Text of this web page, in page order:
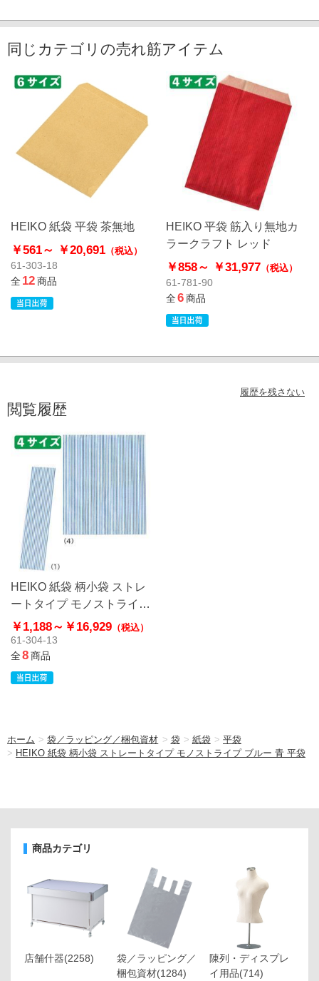
同じカテゴリの売れ筋アイテム
HEIKO 紙袋 平袋 茶無地
￥561～ ￥20,691 （税込）
61-303-18
全12商品
HEIKO 平袋 筋入り無地カ
ラークラフト レッド
￥858～ ￥31,977（税込）
61-781-90
全6商品
履歴を残さない
閲覧履歴
HEIKO 紙袋 柄小袋 ストレ
ートタイプ モノストライプ
ブルー 青 平袋
￥1,188～ ￥16,929 （税込）
61-304-13
全8商品
ホーム >袋／ラッピング／梱包資材 > 袋 > 紙袋 > 平袋
> HEIKO 紙袋 柄小袋 ストレートタイプ モノストライプ ブルー 青 平袋
商品カテゴリ
店舗什器(2258)
袋／ラッピング／
梱包資材(1284)
陳列・ディスプレ
イ用品(714)